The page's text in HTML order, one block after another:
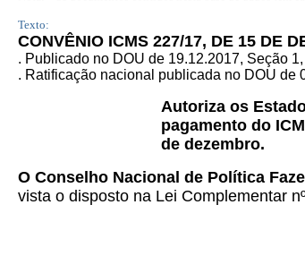
Texto:
CONVÊNIO ICMS 227/17, DE 15 DE
. Publicado no DOU de 19.12.2017, Seção
. Ratificação nacional publicada no DOU de
Autoriza os
pagamento do
de dezembro.
O Conselho Nacional de Política
vista o disposto na Lei Complementar